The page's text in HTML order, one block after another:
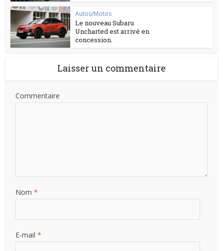
Autos/Motos
Le nouveau Subaru
Uncharted est arrivé en
concession.
Laisser un commentaire
Commentaire
Nom*
E-mail*